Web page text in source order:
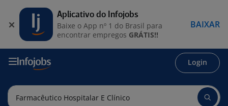
Login
Aplicativo do Infojobs
Baixe o App nº 1 do Brasil para
encontrar empregos GRÁTIS!!
BAIXAR